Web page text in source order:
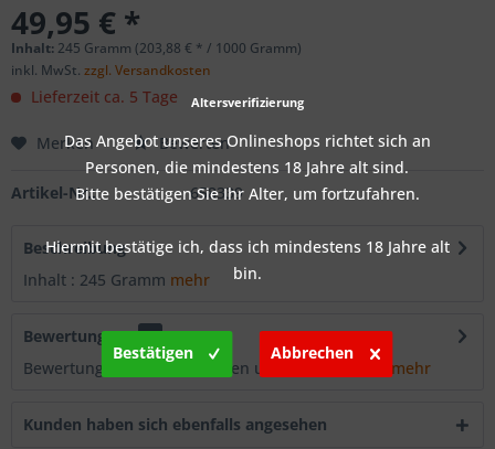
49,95 € *
Inhalt: 245 Gramm (203,88 € * / 1000 Gramm)
inkl. MwSt. zzgl. Versandkosten
Lieferzeit ca. 5 Tage
Merken Bewerten
Artikel-Nr.: 658339
Beschreibung
Inhalt : 245 Gramm mehr
Bewertungen
0
Bewertungen lesen, schreiben und diskutieren...
mehr
Kunden haben sich ebenfalls angesehen
Altersverifizierung
Das Angebot unseres Onlineshops richtet sich an
Personen, die mindestens 18 Jahre alt sind.
Bitte bestätigen Sie Ihr Alter, um fortzufahren.
Hiermit bestätige ich, dass ich mindestens 18 Jahre alt
bin.
Bestätigen Abbrechen